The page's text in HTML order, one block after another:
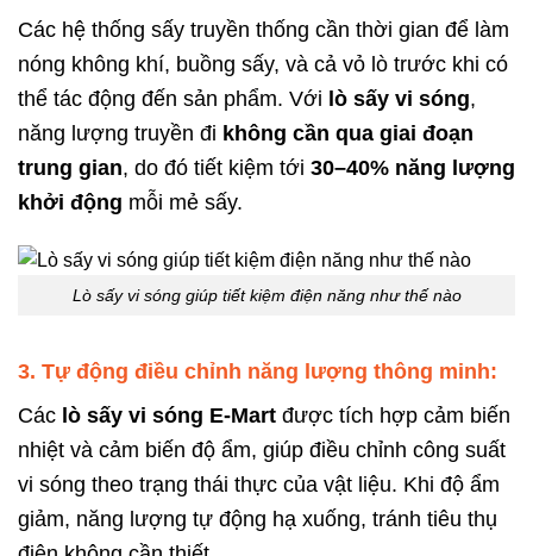
Các hệ thống sấy truyền thống cần thời gian để làm
nóng không khí, buồng sấy, và cả vỏ lò trước khi có
thể tác động đến sản phẩm. Với lò sấy vi sóng,
năng lượng truyền đi không cần qua giai đoạn
trung gian, do đó tiết kiệm tới 30–40% năng lượng
khởi động mỗi mẻ sấy.
Lò sấy vi sóng giúp tiết kiệm điện năng như thế nào
3. Tự động điều chỉnh năng lượng thông minh:
Các lò sấy vi sóng E-Mart được tích hợp cảm biến
nhiệt và cảm biến độ ẩm, giúp điều chỉnh công suất
vi sóng theo trạng thái thực của vật liệu. Khi độ ẩm
giảm, năng lượng tự động hạ xuống, tránh tiêu thụ